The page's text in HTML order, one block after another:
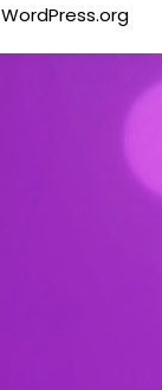
WordPress.org